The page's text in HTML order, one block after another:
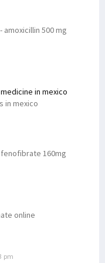
- amoxicillin 500 mg
medicine in mexico
in mexico
fenofibrate 160mg
online
pm